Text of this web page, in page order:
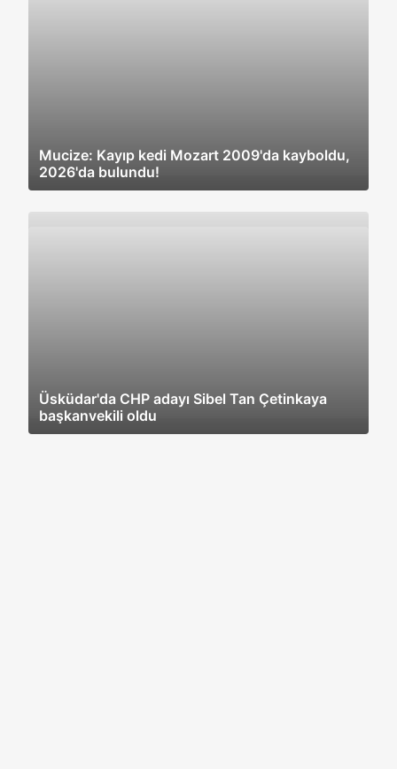
Mucize: Kayıp kedi Mozart 2009'da kayboldu,
2026'da bulundu!
Üsküdar'da CHP adayı Sibel Tan Çetinkaya
başkanvekili oldu